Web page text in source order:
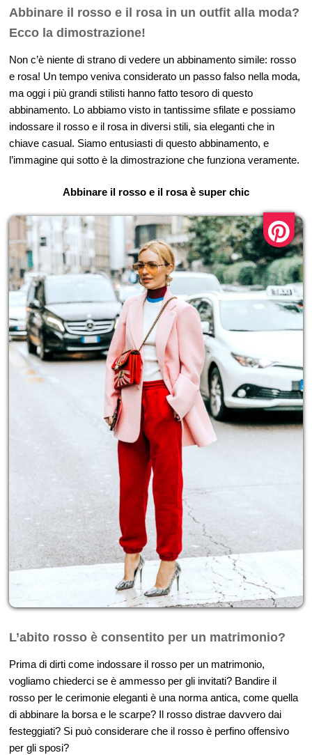
Abbinare il rosso e il rosa in un outfit alla moda?
Ecco la dimostrazione!
Non c’è niente di strano di vedere un abbinamento simile: rosso
e rosa! Un tempo veniva considerato un passo falso nella moda,
ma oggi i più grandi stilisti hanno fatto tesoro di questo
abbinamento. Lo abbiamo visto in tantissime sfilate e possiamo
indossare il rosso e il rosa in diversi stili, sia eleganti che in
chiave casual. Siamo entusiasti di questo abbinamento, e
l’immagine qui sotto è la dimostrazione che funziona veramente.
Abbinare il rosso e il rosa è super chic
L’abito rosso è consentito per un matrimonio?
Prima di dirti come indossare il rosso per un matrimonio,
vogliamo chiederci se è ammesso per gli invitati? Bandire il
rosso per le cerimonie eleganti è una norma antica, come quella
di abbinare la borsa e le scarpe? Il rosso distrae davvero dai
festeggiati? Si può considerare che il rosso è perfino offensivo
per gli sposi?